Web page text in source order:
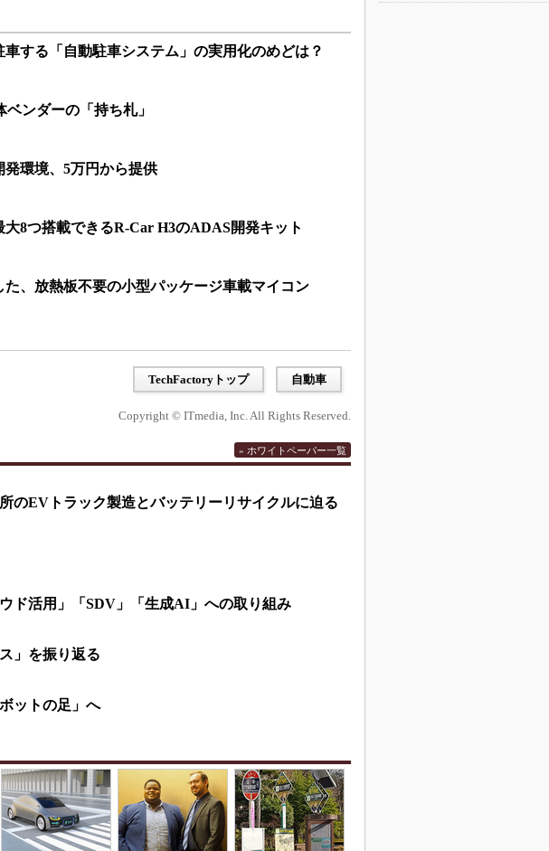
する「自動駐車システム」の実用化のめどは？
ンダーの「持ち札」
環境、5万円から提供
8つ搭載できるR-Car H3のADAS開発キット
、放熱板不要の小型パッケージ車載マイコン
TechFactoryトップ 自動車
Copyright © ITmedia, Inc. All Rights Reserved.
» ホワイトペーパー一覧
のEVトラック製造とバッテリーリサイクルに迫る
ド活用」「SDV」「生成AI」への取り組み
」を振り返る
ットの足」へ